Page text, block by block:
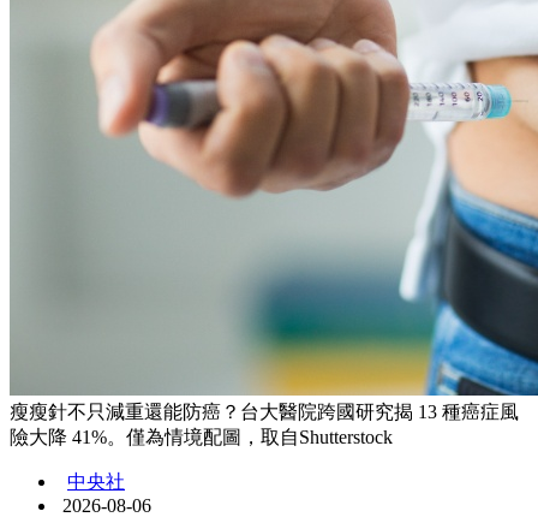
瘦瘦針不只減重還能防癌？台大醫院跨國研究揭 13 種癌症風
險大降 41%。僅為情境配圖，取自Shutterstock
中央社
2026-08-06